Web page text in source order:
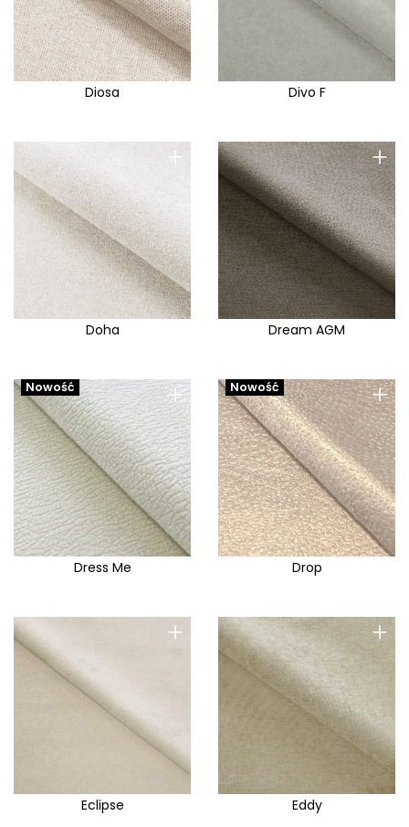
Diosa Divo F
+
Doha
+
Dream AGM
+
Nowość
Dress Me
+
Nowość
Drop
+
Eclipse
+
Eddy